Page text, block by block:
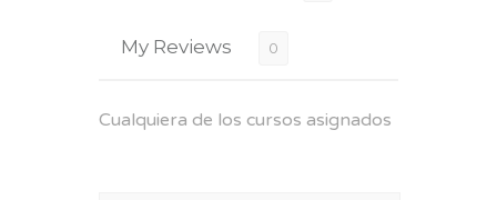
My Reviews 0
Cualquiera de los cursos asignados